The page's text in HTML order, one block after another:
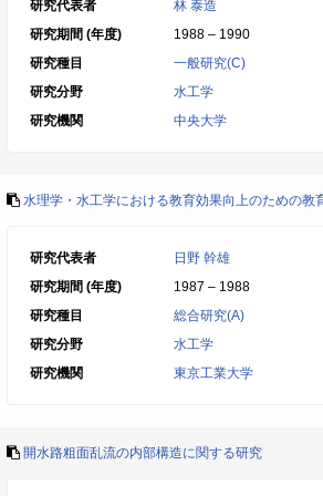
研究代表者
林 泰造
研究期間 (年度)
1988 – 1990
研究種目
一般研究(C)
研究分野
水工学
研究機関
中央大学
水理学・水工学における教育効果向上のための教
研究代表者
日野 幹雄
研究期間 (年度)
1987 – 1988
研究種目
総合研究(A)
研究分野
水工学
研究機関
東京工業大学
開水路粗面乱流の内部構造に関する研究